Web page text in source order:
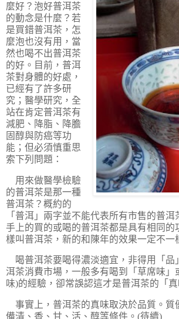
麼好？泡好普洱茶
的動念是什麼？若
是買錯普洱茶，怎
麼泡也沒有用，當
然也喝不出普洱茶
的好。目前，普洱
茶對身體的好處，
已經有了許多研
究；醫學研究，全
站在肯定普洱茶有
減肥、降脂、降膽
固醇與防癌等功
能；但必須慎重思
索下列問題：
用來做醫學檢驗
的普洱茶是那一種
普洱茶？概約的
「普洱」兩字並不能代表所有市售的普
手上的買的或喝的普洱茶都是具有相同的
樣叫普洱茶，新的和陳年的效果一定不一
喝普洱茶要喝得濃淡適宜，非得用「品
洱茶消費市場，一般多有喝到「草席味」
味)的經驗，卻常誤認這才是普洱茶的「真
事實上，普洱茶的真味取決於品質。質
備清、香、甘、活、醇等條件。(待續)